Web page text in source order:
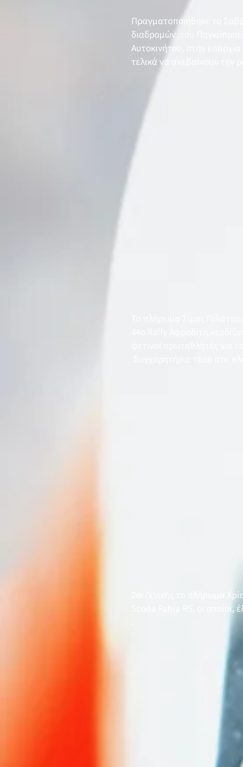
Πραγματοποιήθηκε το
διαδρομών ,του
Αυτοκινήτου, στην
τελικά να ανεβαίνουν την
44ο Rally
φετινοί πρωταθλητές για
2οι Γενικής το πλήρωμα
Scoda Fabia R5, οι οποίοι,